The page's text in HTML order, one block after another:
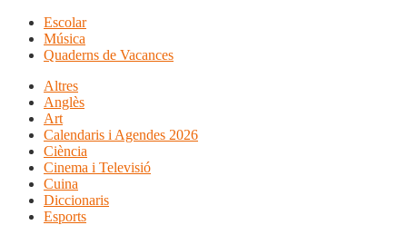
Escolar
Música
Quaderns de Vacances
Altres
Anglès
Art
Calendaris i Agendes 2026
Ciència
Cinema i Televisió
Cuina
Diccionaris
Esports